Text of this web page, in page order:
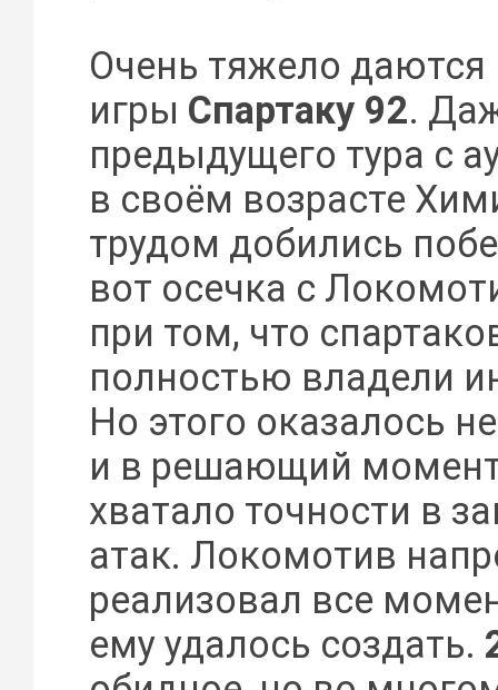
Очень тяжело даются
игры Спартаку 92.
предыдущего тура с
в своём возрасте
трудом добились
вот осечка с
при том, что
полностью владели
Но этого оказалось
и в решающий
хватало точности в
атак. Локомотив
реализовал все
ему удалось создать.